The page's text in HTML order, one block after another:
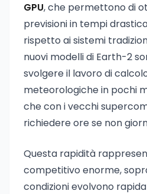
GPU, che permettono di
previsioni in tempi
rispetto ai sistemi
nuovi modelli di Earth-2
svolgere il lavoro di
meteorologiche in pochi
che con i vecchi
richiedere ore se non
Questa rapidità
competitivo enorme,
condizioni evolvono